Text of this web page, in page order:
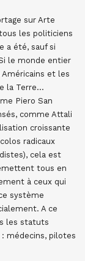
sur Arte
les politiciens
a été, sauf si
le monde entier
et les
la Terre…
Piero San
comme Attali
croissante
radicaux
cela est
tous en
à ceux qui
système
A ce
les statuts
médecins, pilotes